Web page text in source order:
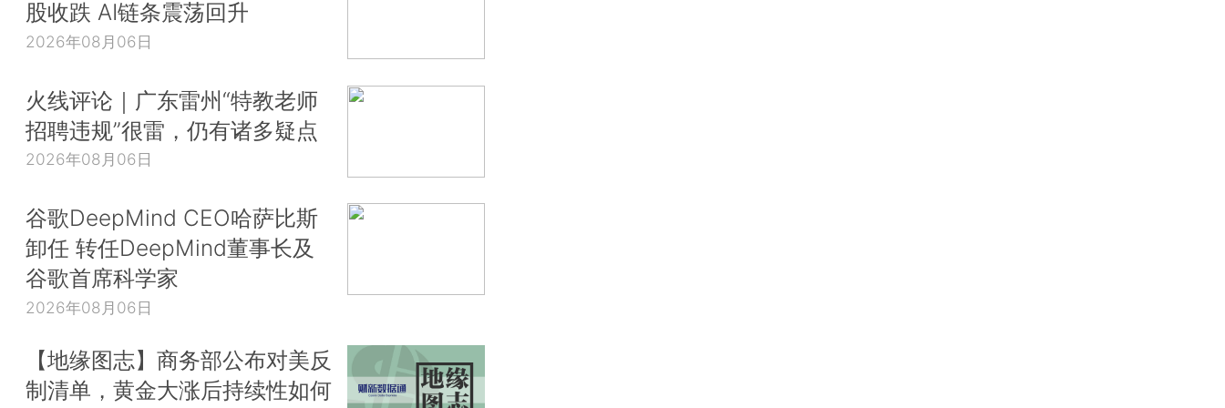
股收跌 AI链条震荡回升
2026年08月06日
火线评论｜广东雷州“特教老师
招聘违规”很雷，仍有诸多疑点
2026年08月06日
谷歌DeepMind CEO哈萨比斯
卸任 转任DeepMind董事长及
谷歌首席科学家
2026年08月06日
【地缘图志】商务部公布对美反
制清单，黄金大涨后持续性如何